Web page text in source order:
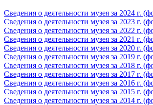
Сведения о деятельности музея за 2024 г.
Сведения о деятельности музея за 2023 г.
Сведения о деятельности музея за 2022 г.
Сведения о деятельности музея за 2021 г.
Сведения о деятельности музея за 2020 г.
Сведения о деятельности музея за 2019 г.
Сведения о деятельности музея за 2018 г.
Сведения о деятельности музея за 2017 г.
Сведения о деятельности музея за 2016 г.
Сведения о деятельности музея за 2015 г.
Сведения о деятельности музея за 2014 г.